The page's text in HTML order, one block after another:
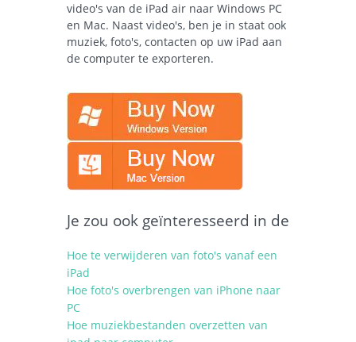
video's van de iPad air naar Windows PC
en Mac. Naast video's, ben je in staat ook
muziek, foto's, contacten op uw iPad aan
de computer te exporteren.
Je zou ook geïnteresseerd in de
Hoe te verwijderen van foto's vanaf een
iPad
Hoe foto's overbrengen van iPhone naar
PC
Hoe muziekbestanden overzetten van